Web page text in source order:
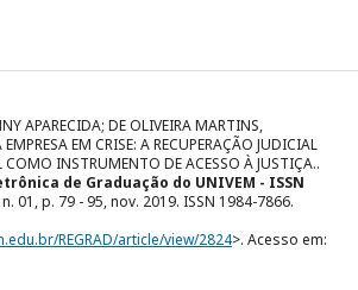
APARECIDA; DE OLIVEIRA MARTINS,
EM CRISE: A RECUPERAÇÃO JUDICIAL
INSTRUMENTO DE ACESSO À JUSTIÇA..
de Graduação do UNIVEM - ISSN
n. 01, p. 79 - 95, nov. 2019. ISSN 1984-7866.
REGRAD/article/view/2824>. Acesso em: